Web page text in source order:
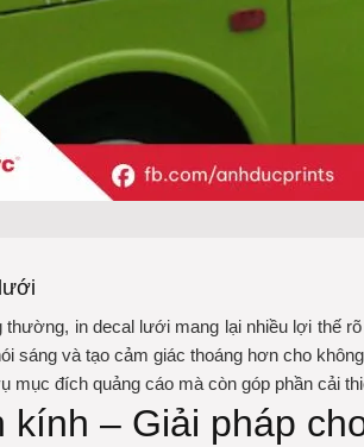
in decal lưới mang lại nhiều lợi thế
sáng và tạo cảm giác thoáng hơn cho
mục đích quảng cáo mà còn góp phần cải
kính – Giải pháp